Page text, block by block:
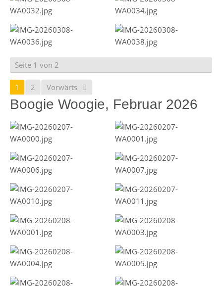
Seite 1 von 2
1 2 Vorwärts
Boogie Woogie, Februar 2026